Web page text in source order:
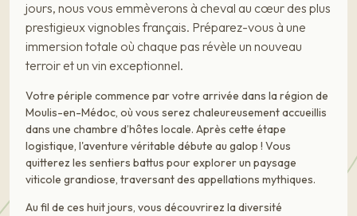
jours, nous vous emmèverons à cheval au cœur des plus
prestigieux vignobles français. Préparez-vous à une
immersion totale où chaque pas révèle un nouveau
terroir et un vin exceptionnel.
Votre périple commence par votre arrivée dans la région de
Moulis-en-Médoc, où vous serez chaleureusement accueillis
dans une chambre d’hôtes locale. Après cette étape
logistique, l'aventure véritable débute au galop ! Vous
quitterez les sentiers battus pour explorer un paysage
viticole grandiose, traversant des appellations mythiques.
Au fil de ces huit jours, vous découvrirez la diversité